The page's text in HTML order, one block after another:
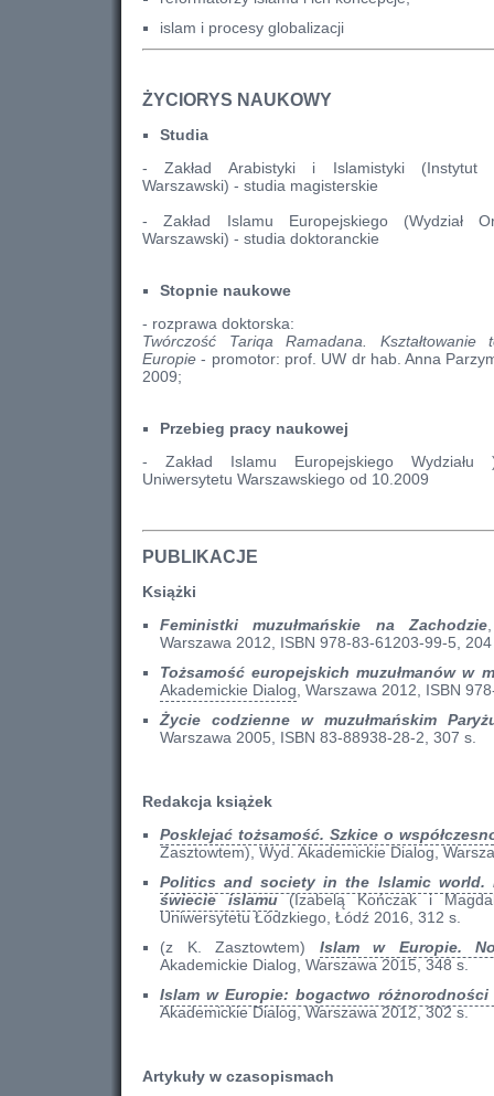
islam i procesy globalizacji
ŻYCIORYS NAUKOWY
Studia
- Zakład Arabistyki i Islamistyki (Instytut
Warszawski) - studia magisterskie
- Zakład Islamu Europejskiego (Wydział
Warszawski) - studia doktoranckie
Stopnie naukowe
- rozprawa doktorska:
Twórczość Tariqa Ramadana. Kształtowanie
Europie- promotor: prof. UW dr hab. Anna
2009;
Przebieg pracy naukowej
- Zakład Islamu Europejskiego Wydziału
Uniwersytetu Warszawskiego od 10.2009
PUBLIKACJE
Książki
Feministki muzułmańskie na Zachodzie
Warszawa 2012, ISBN 978-83-61203-99-5,
Tożsamość europejskich muzułmanów w
Akademickie Dialog, Warszawa 2012, ISBN
Życie codzienne w muzułmańskim
Warszawa 2005, ISBN 83-88938-28-2, 307 s.
Redakcja książek
Posklejać tożsamość. Szkice o
Zasztowtem), Wyd. Akademickie Dialog,
Politics and society in the Islamic world.
świecie islamu(Izabelą Kończak i
Uniwersytetu Łódzkiego, Łódź 2016, 312 s.
(z K. Zasztowtem) Islam w Europie.
Akademickie Dialog, Warszawa 2015, 348 s.
Islam w Europie: bogactwo
Akademickie Dialog, Warszawa 2012, 302 s.
Artykuły w czasopismach